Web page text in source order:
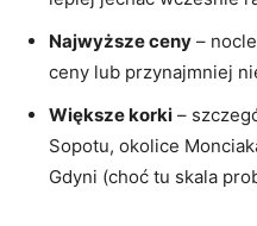
Najwyższe ceny –
ceny lub przynajmniej
Większe korki –
Sopotu, okolice
Gdyni (choć tu skala